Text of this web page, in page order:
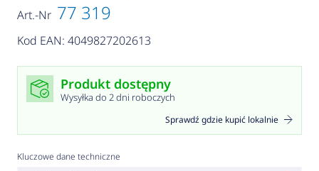
Art.-Nr 77 319
Kod EAN: 4049827202613
Produkt dostępny
Wysyłka do 2 dni roboczych
Sprawdź gdzie kupić lokalnie
Kluczowe dane techniczne